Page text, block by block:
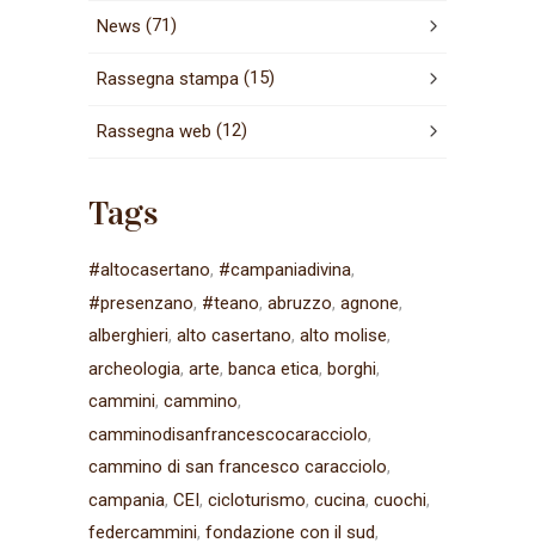
News (71)
Rassegna stampa (15)
Rassegna web (12)
Tags
#altocasertano #campaniadivina
#presenzano #teano abruzzo agnone
alberghieri alto casertano alto molise
archeologia arte banca etica borghi
cammini cammino
camminodisanfrancescocaracciolo
cammino di san francesco caracciolo
campania CEI cicloturismo cucina cuochi
federcammini fondazione con il sud